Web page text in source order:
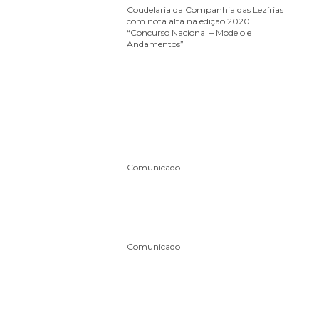
Coudelaria da Companhia das Lezírias
com nota alta na edição 2020
“Concurso Nacional – Modelo e
Andamentos”
Comunicado
Comunicado